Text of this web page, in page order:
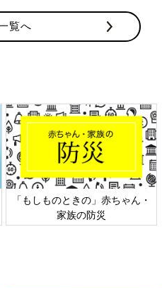
覧へ
「もしものときの」赤ちゃん・
家族の防災